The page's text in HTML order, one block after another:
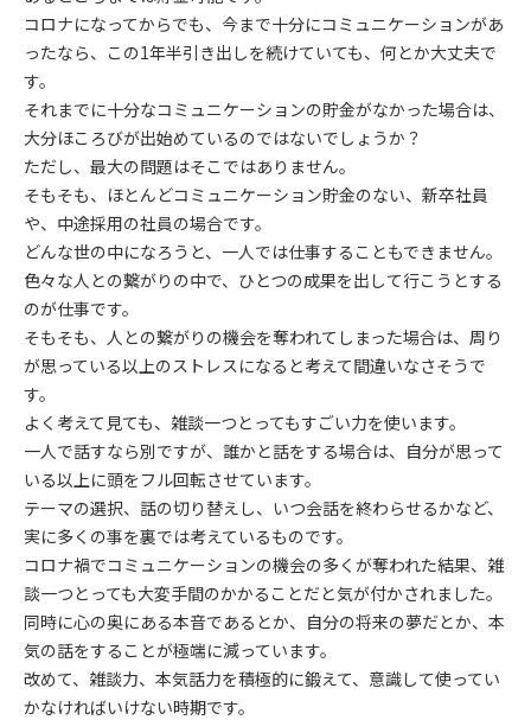
コロナになってからでも、今まで十分にコミュニケーションがあ
ったなら、この1年半引き出しを続けていても、何とか大丈夫で
す。
それまでに十分なコミュニケーションの貯金がなかった場合は、
大分ほころびが出始めているのではないでしょうか？
ただし、最大の問題はそこではありません。
そもそも、ほとんどコミュニケーション貯金のない、新卒社員
や、中途採用の社員の場合です。
どんな世の中になろうと、一人では仕事することもできません。
色々な人との繋がりの中で、ひとつの成果を出して行こうとする
のが仕事です。
そもそも、人との繋がりの機会を奪われてしまった場合は、周り
が思っている以上のストレスになると考えて間違いなさそうで
す。
よく考えて見ても、雑談一つとってもすごい力を使います。
一人で話すなら別ですが、誰かと話をする場合は、自分が思って
いる以上に頭をフル回転させています。
テーマの選択、話の切り替えし、いつ会話を終わらせるかなど、
実に多くの事を裏では考えているものです。
コロナ禍でコミュニケーションの機会の多くが奪われた結果、雑
談一つとっても大変手間のかかることだと気が付かされました。
同時に心の奥にある本音であるとか、自分の将来の夢だとか、本
気の話をすることが極端に減っています。
改めて、雑談力、本気話力を積極的に鍛えて、意識して使ってい
かなければいけない時期です。